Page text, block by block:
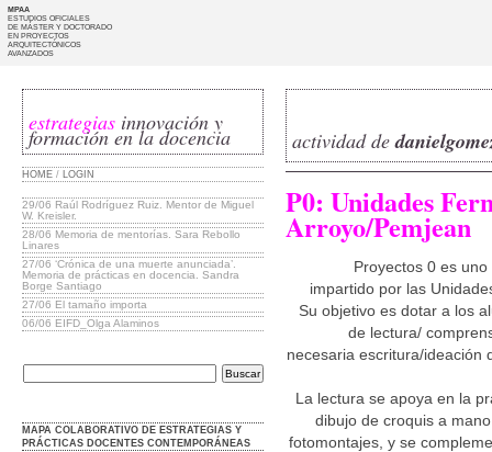
MPAA
ESTUDIOS OFICIALES
DE MÁSTER Y DOCTORADO
EN PROYECTOS
ARQUITECTÓNICOS
AVANZADOS
estrategias innovación y
formación en la docencia
HOME / LOGIN
29/06 Raúl Rodríguez Ruiz. Mentor de Miguel
W. Kreisler.
28/06 Memoria de mentorías. Sara Rebollo
Linares
27/06 ‘Crónica de una muerte anunciada’.
Memoria de prácticas en docencia. Sandra
Borge Santiago
27/06 El tamaño importa
06/06 EIFD_Olga Alaminos
MAPA COLABORATIVO DE ESTRATEGIAS Y
PRÁCTICAS DOCENTES CONTEMPORÁNEAS
actividad de
P0: Unidades
Arroyo/Pemjean
Proyectos 0 es
impartido por las
Su objetivo es dotar a los
de lectura/
necesaria escritura/ideación
La lectura se apoya en la
dibujo de croquis a
fotomontajes, y se